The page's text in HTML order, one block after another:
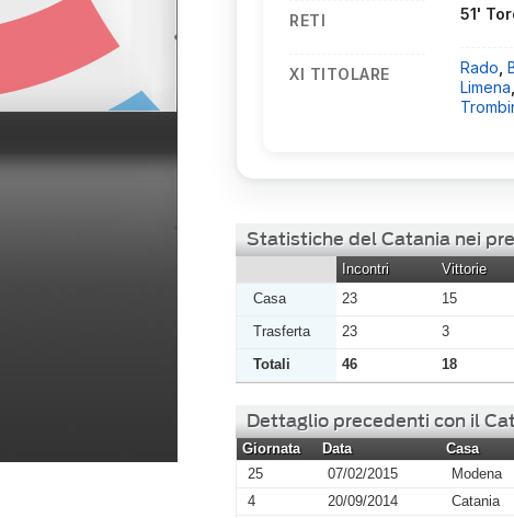
RETI 51'
XI TITOLARE Rado ,
Limena
Statistiche del Catania nei
Incontri Vittorie
Casa
23 15
Trasferta
23 3
Totali
46 18
Dettaglio precedenti con il
Giornata Data Casa
25
07/02/2015 Modena
4
20/09/2014 Catania